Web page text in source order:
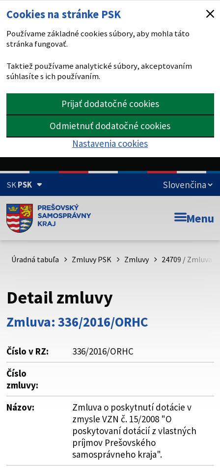
Cookies na stránke PSK
Používame základné cookies súbory, aby mohla táto
stránka fungovať.
Taktiež používame analytické súbory, akceptovaním
súhlasíte s ich používaním.
Prijať dodatočné cookies
Odmietnuť dodatočné cookies
Nastavenia cookies
SKPSK
Doména psk.sk je oficiálna
Toto je oficiálna webová stránka Prešovského
psk.sk.
Buďte pozorní a vždy sa uistite, že zdieľate informácie iba
cez zabezpečenú webovú stránku. Zabezpečená stránka
vždy začína https:// pred názvom domény webového sídla.
Menu
Úradná tabuľa Zmluvy PSK Zmluvy 24709 / Zmluva
Detail zmluvy
Zmluva: 336/2016/ORHC
Číslo v RZ:
336/2016/ORHC
Číslo
zmluvy:
Názov:
Zmluva o poskytnutí dotácie v
zmysle VZN č. 15/2008 "O
poskytovaní dotácií z vlastných
príjmov Prešovského
samosprávneho kraja".